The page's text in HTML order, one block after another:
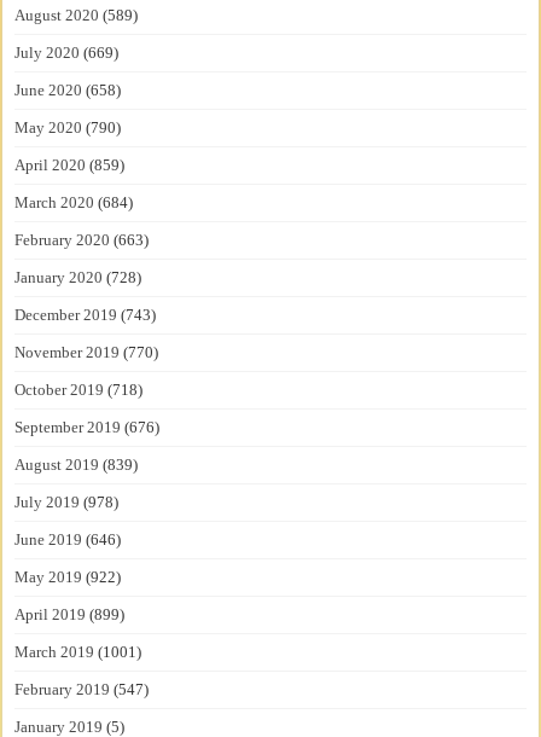
August 2020 (589)
July 2020 (669)
June 2020 (658)
May 2020 (790)
April 2020 (859)
March 2020 (684)
February 2020 (663)
January 2020 (728)
December 2019 (743)
November 2019 (770)
October 2019 (718)
September 2019 (676)
August 2019 (839)
July 2019 (978)
June 2019 (646)
May 2019 (922)
April 2019 (899)
March 2019 (1001)
February 2019 (547)
January 2019 (5)